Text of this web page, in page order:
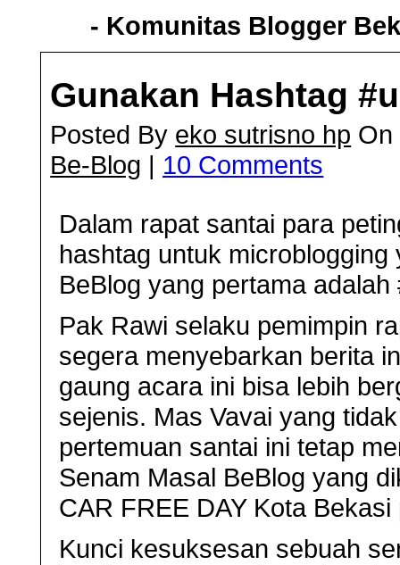
- Komunitas Blogger
Gunakan Hashtag
Posted By eko sutrisno hp On
Be-Blog | 10 Comments
Dalam rapat santai para
hashtag untuk
BeBlog yang pertama adalah
Pak Rawi selaku pemimpin
segera menyebarkan berita
gaung acara ini bisa lebih
sejenis. Mas Vavai yang
pertemuan santai ini tetap
Senam Masal BeBlog yang
CAR FREE DAY Kota
Kunci kesuksesan sebuah